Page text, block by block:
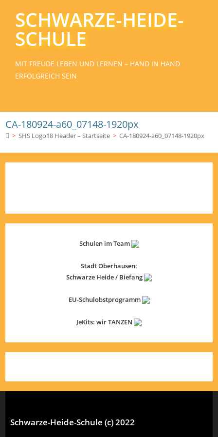
SCHWARZE-HEIDE-
SCHULE
MIT FREUDE LEBEN UND LERNEN – HAND IN HAND
ERFOLGREICH SEIN
CA-180924-a60_07148-1920px
> SHS Logo18 Header – Startseite > CA-180924-a60_07148-1920px
Schulen im Team
Stadt Oberhausen:
Schwarze Heide / Biefang
EU-Schulobstprogramm
JeKits: wir TANZEN
Schwarze-Heide-Schule (c) 2022